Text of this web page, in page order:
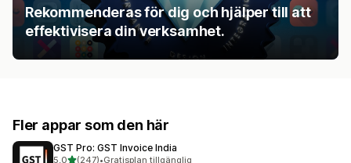
Rekommenderas för dig och hjälper till att
effektivisera din verksamhet.
Fler appar som den här
GST Pro: GST Invoice India
5,0av 5 stjärnor
(247)•Gratisplan tillgänglig